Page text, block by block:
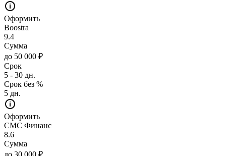
Оформить
Boostra
9.4
Сумма
до 50 000 ₽
Срок
5 - 30 дн.
Срок без %
5 дн.
Оформить
СМС Финанс
8.6
Сумма
до 30 000 ₽